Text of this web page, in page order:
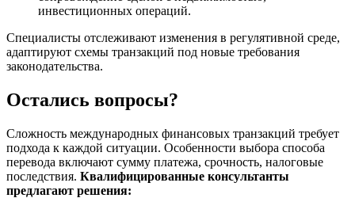
инвестиционных операций.
Специалисты отслеживают изменения в регулятивной среде,
адаптируют схемы транзакций под новые требования
законодательства.
Остались вопросы?
Сложность международных финансовых транзакций требует
подхода к каждой ситуации. Особенности выбора способа
перевода включают сумму платежа, срочность, налоговые
последствия. Квалифицированные консультанты
предлагают решения: